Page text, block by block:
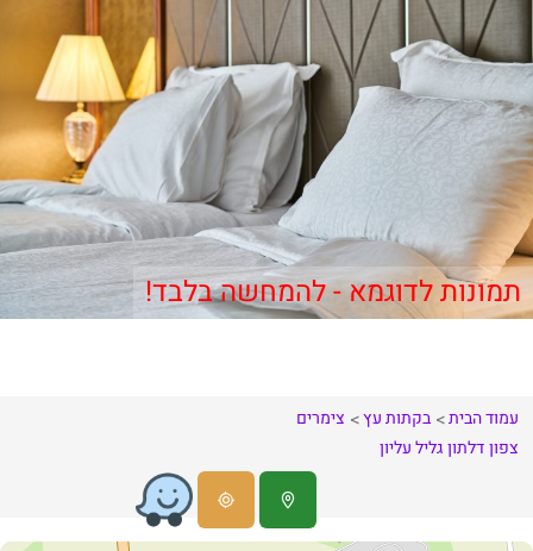
תמונות לדוגמא - להמחשה בלבד!
עמוד הבית בקתות עץ
צימרים
צפוןדלתוןגליל עליון